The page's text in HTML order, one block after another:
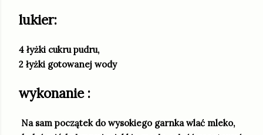
lukier:
4 łyżki cukru pudru,
2 łyżki gotowanej wody
wykonanie :
Na sam początek do wysokiego garnka wlać mleko,